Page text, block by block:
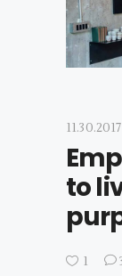
11.30.2017
to
1